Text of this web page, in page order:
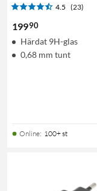
4.5 (23)
19990
Härdat 9H-glas
0,68 mm tunt
Online: 100+ st